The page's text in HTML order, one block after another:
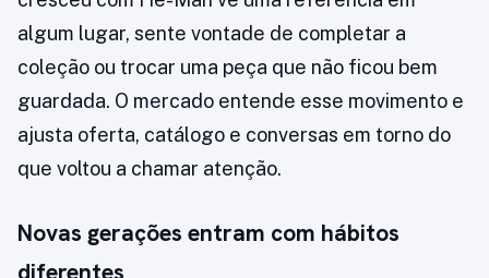
algum lugar, sente vontade de completar a
coleção ou trocar uma peça que não ficou bem
guardada. O mercado entende esse movimento e
ajusta oferta, catálogo e conversas em torno do
que voltou a chamar atenção.
Novas gerações entram com hábitos